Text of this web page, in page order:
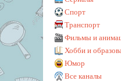
Спорт
Транспорт
Фильмы и
Хобби и
Юмор
Все каналы